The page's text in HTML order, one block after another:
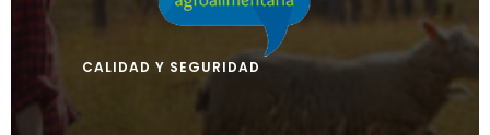
CALIDAD Y SEGURIDAD